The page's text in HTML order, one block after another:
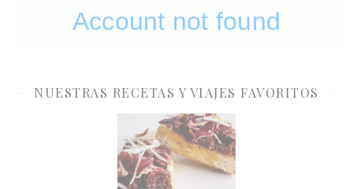
NUESTRAS RECETAS Y VIAJES FAVORITOS